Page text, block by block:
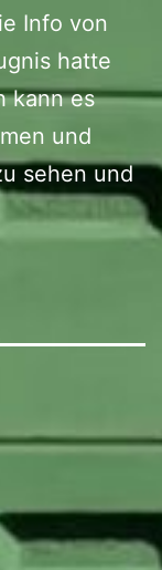
Info von
hatte
kann es
und
sehen und